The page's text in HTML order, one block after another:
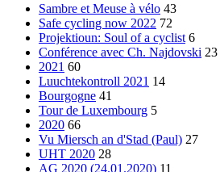
Sambre et Meuse à vélo 43
Safe cycling now 2022 72
Projektioun: Soul of a cyclist 6
Conférence avec Ch. Najdovski 23
2021 60
Luuchtekontroll 2021 14
Bourgogne 41
Tour de Luxembourg 5
2020 66
Vu Miersch an d'Stad (Paul) 27
UHT 2020 28
AG 2020 (24.01.2020) 11